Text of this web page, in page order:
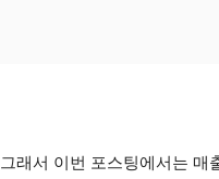
그래서 이번 포스팅에서는 매